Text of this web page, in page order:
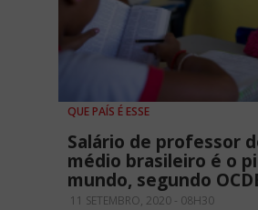
QUE PAÍS É ESSE
Salário de professor
médio brasileiro é o
mundo, segundo
11 SETEMBRO, 2020 - 08H30